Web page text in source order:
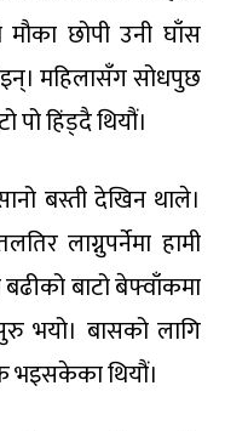
छोपी उनी घाँस
महिलासँग सोधपुछ
पो हिंड्दै थियौं।
बस्ती देखिन थाले।
लाग्नुपर्नेमा हामी
बाटो बेफ्वाँकमा
भयो। बासको लागि
भइसकेका थियौं।